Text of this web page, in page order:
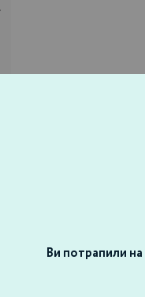
Ви потрапили на